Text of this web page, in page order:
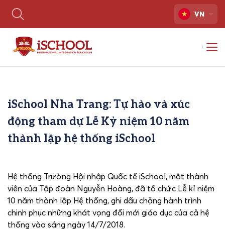
VN
iSchool Nha Trang: Tự hào và xúc
động tham dự Lễ Kỷ niệm 10 năm
thành lập hệ thống iSchool
Hệ thống Trường Hội nhập Quốc tế iSchool, một thành
viên của Tập đoàn Nguyễn Hoàng, đã tổ chức Lễ kỉ niệm
10 năm thành lập Hệ thống, ghi dấu chặng hành trình
chinh phục những khát vọng đổi mới giáo dục của cả hệ
thống vào sáng ngày 14/7/2018.